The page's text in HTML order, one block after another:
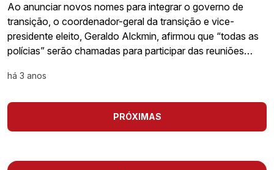
Ao anunciar novos nomes para integrar o governo de
transição, o coordenador-geral da transição e vice-
presidente eleito, Geraldo Alckmin, afirmou que “todas as
polícias” serão chamadas para participar das reuniões…
há 3 anos
PRÓXIMAS